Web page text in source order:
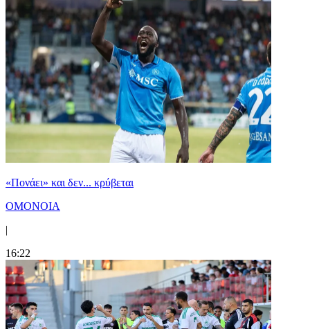
«Πονάει» και δεν... κρύβεται
ΟΜΟΝΟΙΑ
|
16:22